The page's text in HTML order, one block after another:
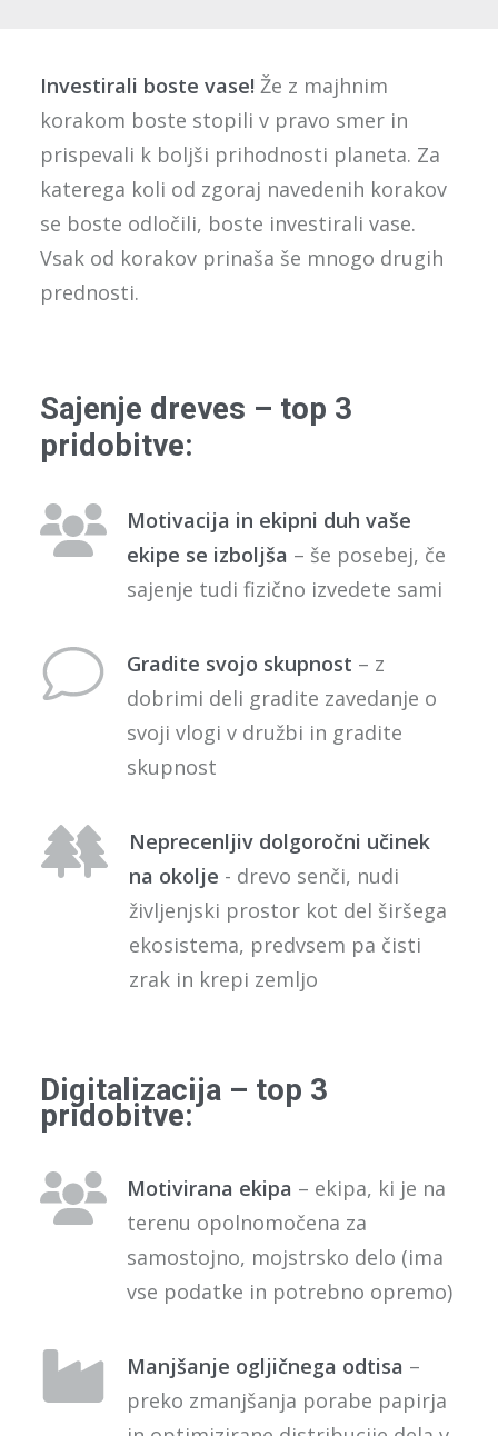
Investirali boste vase! Že z majhnim
korakom boste stopili v pravo smer in
prispevali k boljši prihodnosti planeta. Za
katerega koli od zgoraj navedenih korakov
se boste odločili, boste investirali vase.
Vsak od korakov prinaša še mnogo drugih
prednosti.
Sajenje dreves – top 3
pridobitve:
Motivacija in ekipni duh vaše
ekipe se izboljša – še posebej, če
sajenje tudi fizično izvedete sami
Gradite svojo skupnost – z
dobrimi deli gradite zavedanje o
svoji vlogi v družbi in gradite
skupnost
Neprecenljiv dolgoročni učinek
na okolje - drevo senči, nudi
življenjski prostor kot del širšega
ekosistema, predvsem pa čisti
zrak in krepi zemljo
Digitalizacija – top 3
pridobitve:
Motivirana ekipa – ekipa, ki je na
terenu opolnomočena za
samostojno, mojstrsko delo (ima
vse podatke in potrebno opremo)
Manjšanje ogljičnega odtisa –
preko zmanjšanja porabe papirja